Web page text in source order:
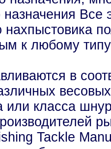
назначения Все
нахпыстовика
к любому
в
или класса
Tackle